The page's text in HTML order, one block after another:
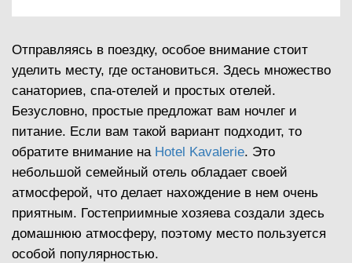
Отправляясь в поездку, особое внимание стоит
уделить месту, где остановиться. Здесь множество
санаториев, спа-отелей и простых отелей.
Безусловно, простые предложат вам ночлег и
питание. Если вам такой вариант подходит, то
обратите внимание на Hotel Kavalerie. Это
небольшой семейный отель обладает своей
атмосферой, что делает нахождение в нем очень
приятным. Гостеприимные хозяева создали здесь
домашнюю атмосферу, поэтому место пользуется
особой популярностью.